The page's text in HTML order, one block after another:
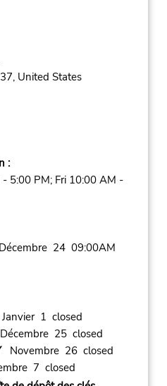
United States
:
5:00 PM; Fri 10:00 AM -
24 09:00AM
1 closed
25 closed
Novembre 26 closed
7 closed